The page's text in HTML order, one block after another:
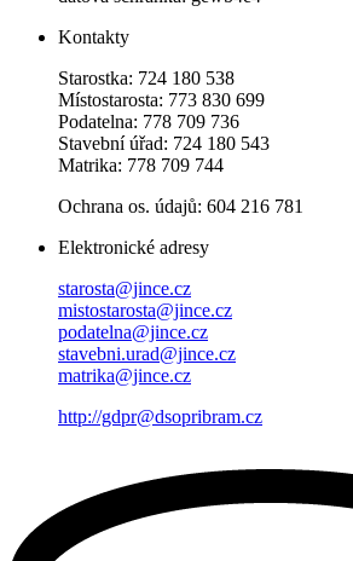
Kontakty
Starostka: 724 180 538
Místostarosta: 773 830 699
Podatelna: 778 709 736
Stavební úřad: 724 180 543
Matrika: 778 709 744
Ochrana os. údajů: 604 216 781
Elektronické adresy
starosta@jince.cz
mistostarosta@jince.cz
podatelna@jince.cz
stavebni.urad@jince.cz
matrika@jince.cz
http://gdpr@dsopribram.cz